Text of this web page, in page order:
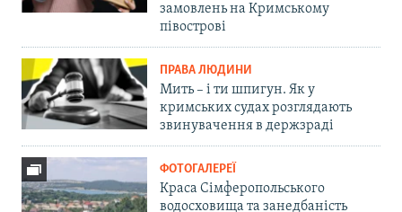
замовлень на Кримському
півострові
ПРАВА ЛЮДИНИ
Мить – і ти шпигун. Як у
кримських судах розглядають
звинувачення в держзраді
ФОТОГАЛЕРЕЇ
Краса Сімферопольського
водосховища та занедбаність